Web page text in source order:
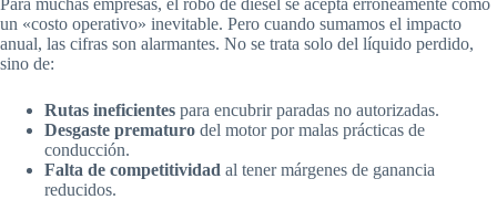
un «costo operativo» inevitable. Pero cuando sumamos el impacto
anual, las cifras son alarmantes. No se trata solo del líquido perdido,
sino de:
Rutas ineficientes para encubrir paradas no autorizadas.
Desgaste prematuro del motor por malas prácticas de
conducción.
Falta de competitividad al tener márgenes de ganancia
reducidos.